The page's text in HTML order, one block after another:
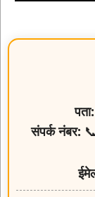
पता:
संपर्क नंबर: